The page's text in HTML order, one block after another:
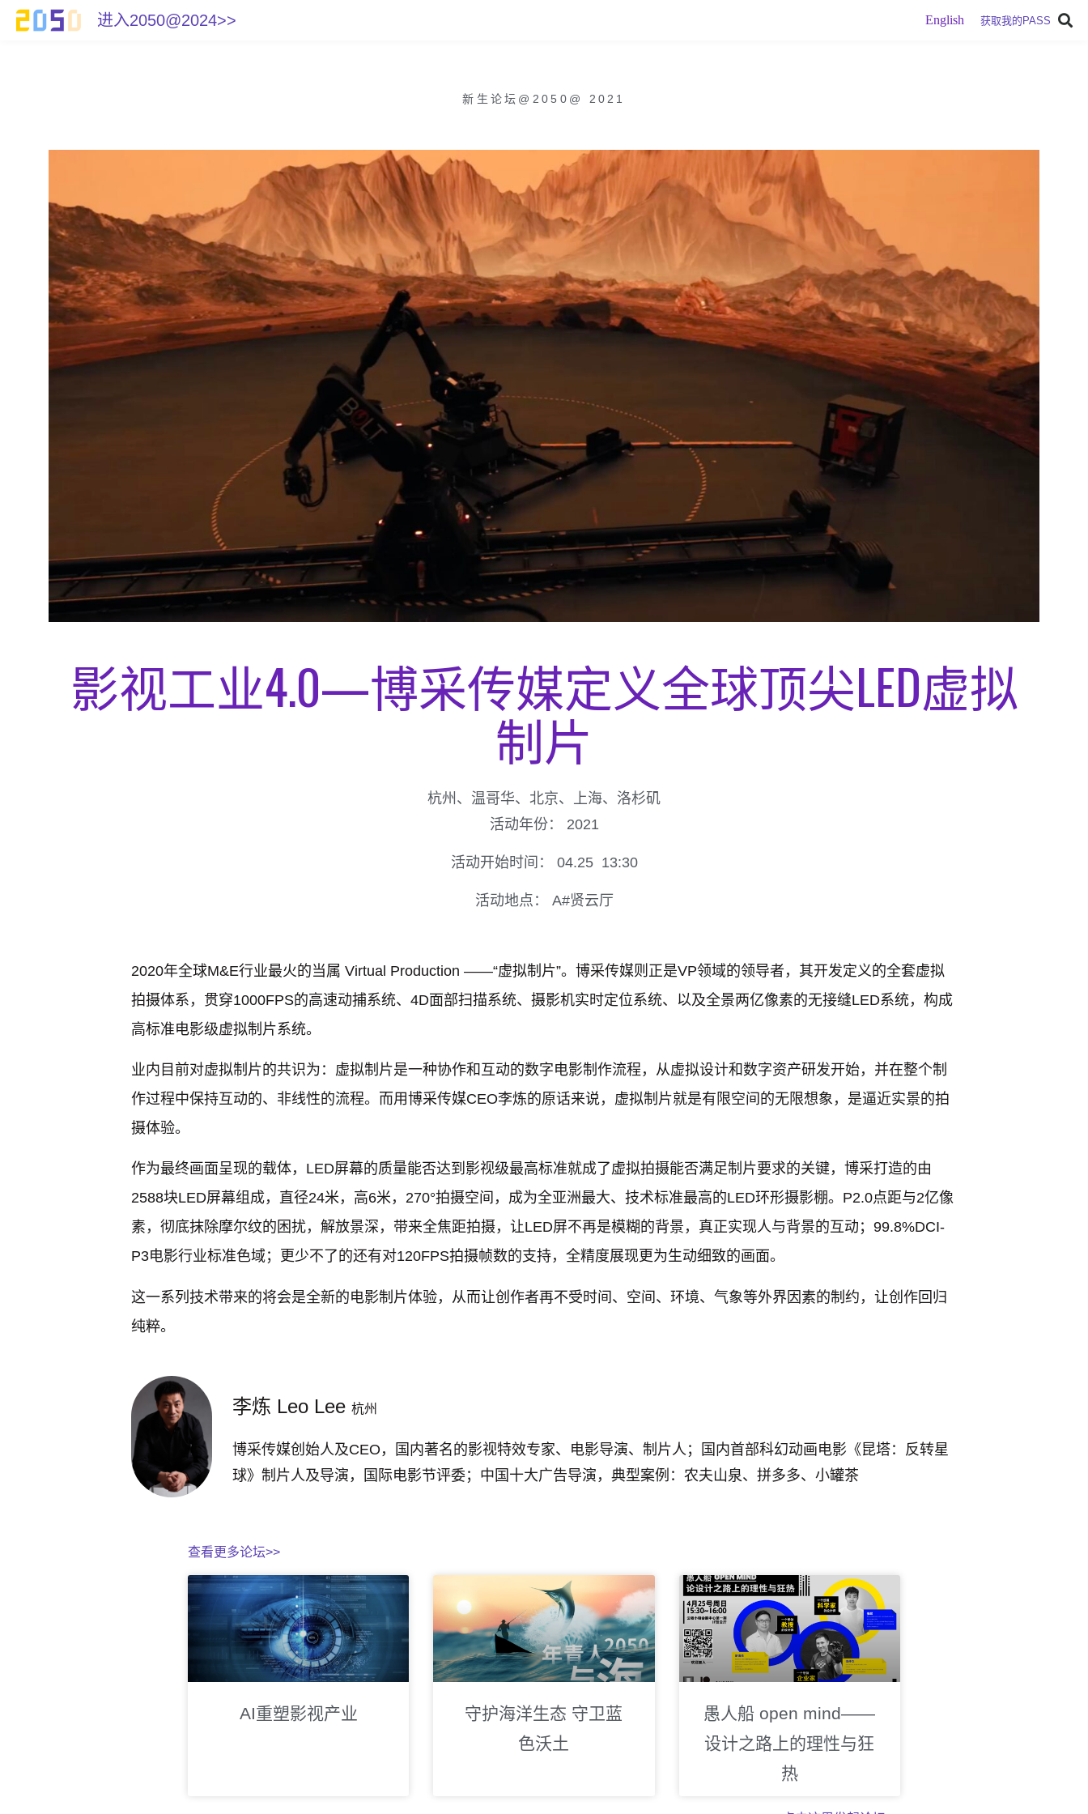
进入2050@2024>> English 获取我的PASS
新生论坛@2050 @ 2021
影视工业4.0—博采传媒定义全球顶尖LED虚拟
制片
杭州、温哥华、北京、上海、洛杉矶
活动年份： 2021
活动开始时间： 04.25 13:30
活动地点： A#贤云厅
2020年全球M&E行业最火的当属 Virtual Production ——“虚拟制片”。博采传媒则正是VP领域的领导者，其开发定义的全套虚拟
拍摄体系，贯穿1000FPS的高速动捕系统、4D面部扫描系统、摄影机实时定位系统、以及全景两亿像素的无接缝LED系统，构成
高标准电影级虚拟制片系统。
业内目前对虚拟制片的共识为：虚拟制片是一种协作和互动的数字电影制作流程，从虚拟设计和数字资产研发开始，并在整个制
作过程中保持互动的、非线性的流程。而用博采传媒CEO李炼的原话来说，虚拟制片就是有限空间的无限想象，是逼近实景的拍
摄体验。
作为最终画面呈现的载体，LED屏幕的质量能否达到影视级最高标准就成了虚拟拍摄能否满足制片要求的关键，博采打造的由
2588块LED屏幕组成，直径24米，高6米，270°拍摄空间，成为全亚洲最大、技术标准最高的LED环形摄影棚。P2.0点距与2亿像
素，彻底抹除摩尔纹的困扰，解放景深，带来全焦距拍摄，让LED屏不再是模糊的背景，真正实现人与背景的互动；99.8%DCI-
P3电影行业标准色域；更少不了的还有对120FPS拍摄帧数的支持，全精度展现更为生动细致的画面。
这一系列技术带来的将会是全新的电影制片体验，从而让创作者再不受时间、空间、环境、气象等外界因素的制约，让创作回归
纯粹。
李炼 Leo Lee 杭州
博采传媒创始人及CEO，国内著名的影视特效专家、电影导演、制片人；国内首部科幻动画电影《昆塔：反转星
球》制片人及导演，国际电影节评委；中国十大广告导演，典型案例：农夫山泉、拼多多、小罐茶
查看更多论坛>>
AI重塑影视产业
守护海洋生态 守卫蓝
色沃土
愚人船 open mind——
设计之路上的理性与狂
热